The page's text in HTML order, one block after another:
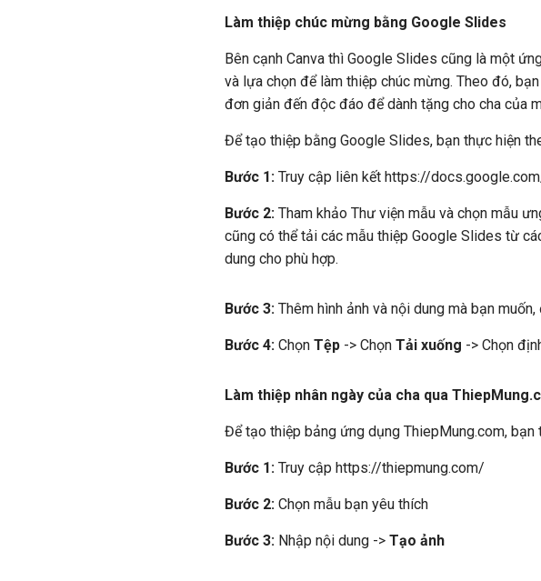
Làm thiệp chúc mừng bằng Google Slides
Bên cạnh Canva thì Google Slides cũng là một
và lựa chọn để làm thiệp chúc mừng. Theo đó,
đơn giản đến độc đáo để dành tặng cho cha của
Để tạo thiệp bằng Google Slides, bạn thực hiện
Bước 1: Truy cập liên kết https://
Bước 2: Tham khảo Thư viện mẫu và chọn mẫu
cũng có thể tải các mẫu thiệp Google Slides từ
dung cho phù hợp.
Bước 3: Thêm hình ảnh và nội dung mà bạn
Bước 4: Chọn Tệp -> Chọn Tải xuống -> Chọn
Làm thiệp nhân ngày của cha qua
Để tạo thiệp bảng ứng dụng ThiepMung.com, bạn
Bước 1: Truy cập https://thiepmung.com/
Bước 2: Chọn mẫu bạn yêu thích
Bước 3: Nhập nội dung -> Tạo ảnh